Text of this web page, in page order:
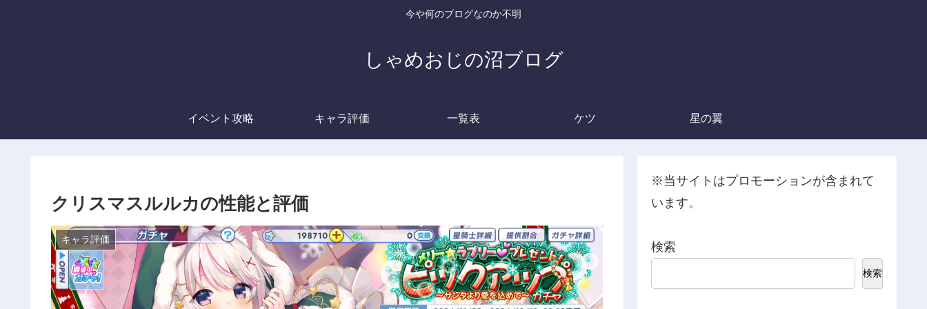
今や何のブログなのか不明
しゃめおじの沼ブログ
イベント攻略 キャラ評価 一覧表 ケツ 星の翼
クリスマスルルカの性能と評価
キャラ評価
※当サイトはプロモーションが含まれて
います。
検索
検索